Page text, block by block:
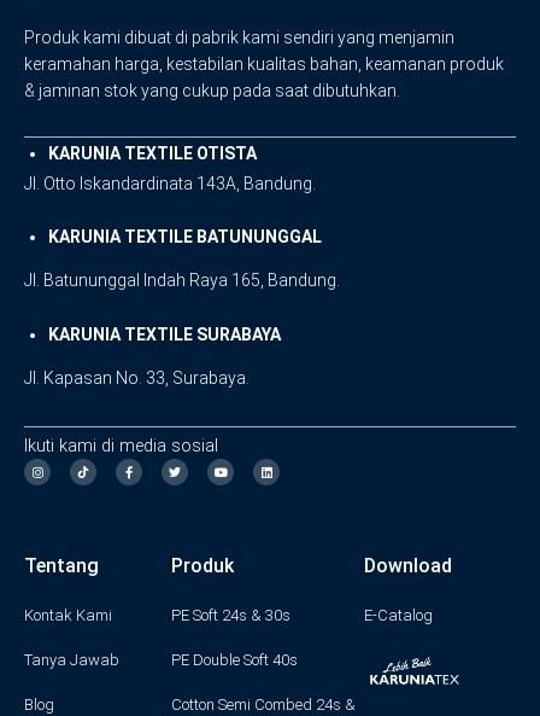
Produk kami dibuat di pabrik kami sendiri yang menjamin
keramahan harga, kestabilan kualitas bahan, keamanan produk
& jaminan stok yang cukup pada saat dibutuhkan.
KARUNIA TEXTILE OTISTA
Jl. Otto Iskandardinata 143A, Bandung.
KARUNIA TEXTILE BATUNUNGGAL
Jl. Batununggal Indah Raya 165, Bandung.
KARUNIA TEXTILE SURABAYA
Jl. Kapasan No. 33, Surabaya.
Ikuti kami di media sosial
g
r
e
r
b
e
Tentang
Kontak Kami
Tanya Jawab
Blog
Produk
PE Soft 24s & 30s
PE Double Soft 40s
Cotton Semi Combed 24s &
Download
E-Catalog